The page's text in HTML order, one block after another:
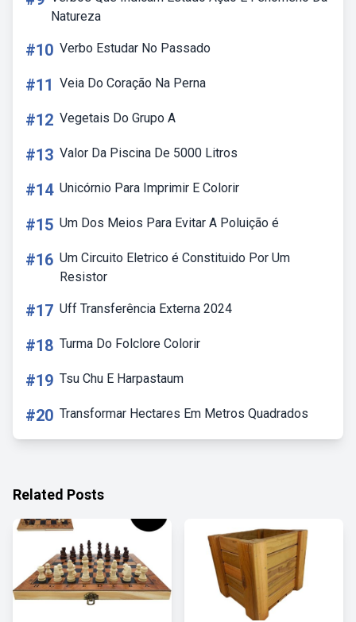
Natureza
#10 Verbo Estudar No Passado
#11 Veia Do Coração Na Perna
#12 Vegetais Do Grupo A
#13 Valor Da Piscina De 5000 Litros
#14 Unicórnio Para Imprimir E Colorir
#15 Um Dos Meios Para Evitar A Poluição é
#16 Um Circuito Eletrico é Constituido Por Um
Resistor
#17 Uff Transferência Externa 2024
#18 Turma Do Folclore Colorir
#19 Tsu Chu E Harpastaum
#20 Transformar Hectares Em Metros Quadrados
Related Posts